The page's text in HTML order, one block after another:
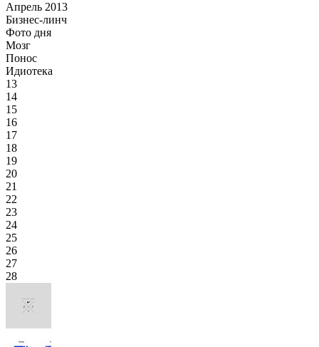
Апрель 2013
Бизнес-линч
Фото дня
Мозг
Понос
Идиотека
13
14
15
16
17
18
19
20
21
22
23
24
25
26
27
28